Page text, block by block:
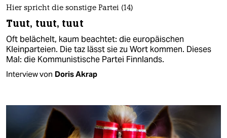
Hier spricht die sonstige Partei (14)
Tuut, tuut, tuut
Oft belächelt, kaum beachtet: die europäischen
Kleinparteien. Die taz lässt sie zu Wort kommen. Dieses
Mal: die Kommunistische Partei Finnlands.
Interview von Doris Akrap